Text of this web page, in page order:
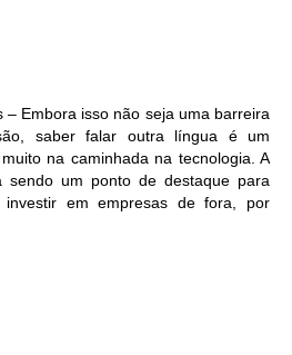
– Embora isso não seja uma barreira
saber falar outra língua é um
na caminhada na tecnologia. A
sendo um ponto de destaque para
investir em empresas de fora, por